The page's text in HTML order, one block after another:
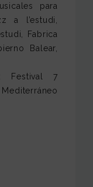
para
a l’estudi,
Fabrica
Balear,
Festival 7